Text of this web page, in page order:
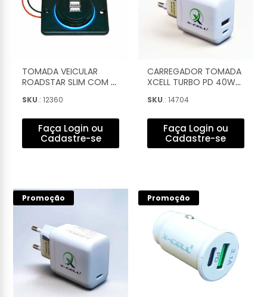
TOMADA VEICULAR
ROADSTAR SLIM COM 2
SKU.: 12360
Faça Login ou
Cadastre-se
CARREGADOR TOMADA
XCELL TURBO PD 40W
BRANCO - XC-UR-98
SKU.: 14704
Faça Login ou
Cadastre-se
Promoção Promoção